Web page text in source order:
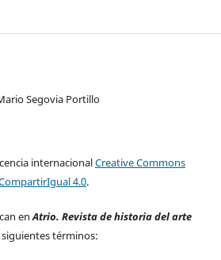
Segovia Portillo
internacionalCreative Commons
4.0.
enAtrio. Revista de historia del arte
términos: